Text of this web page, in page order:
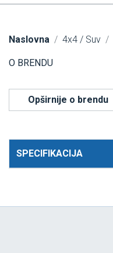
Naslovna 4x4 / Suv
O BRENDU
Opširnije o brendu
SPECIFIKACIJA